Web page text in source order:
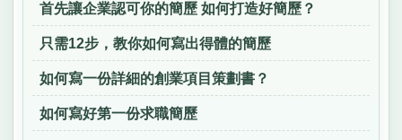
首先讓企業認可你的簡歷 如何打造好簡歷？
只需12步，教你如何寫出得體的簡歷
如何寫一份詳細的創業項目策劃書？
如何寫好第一份求職簡歷